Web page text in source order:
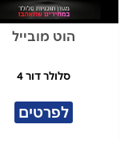
הוט מובייל
סלולר דור 4
לפרטים